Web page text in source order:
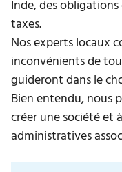
Inde, des
taxes.
Nos experts locaux
inconvénients de
guideront dans le
Bien entendu, nous
créer une société et
administratives